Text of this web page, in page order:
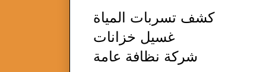
كشف تسربات المياة
غسيل خزانات
شركة نظافة عامة